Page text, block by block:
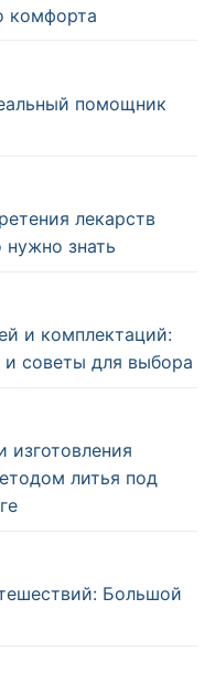
комфорта
помощник
лекарств
знать
и комплектаций:
и советы для выбора
литья под
Большой